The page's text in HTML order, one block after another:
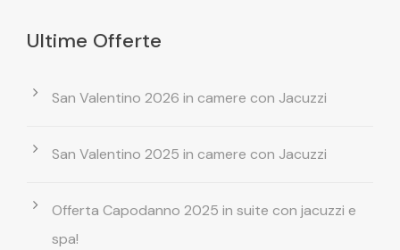
Ultime Offerte
San Valentino 2026 in camere con Jacuzzi
San Valentino 2025 in camere con Jacuzzi
Offerta Capodanno 2025 in suite con jacuzzi e
spa!